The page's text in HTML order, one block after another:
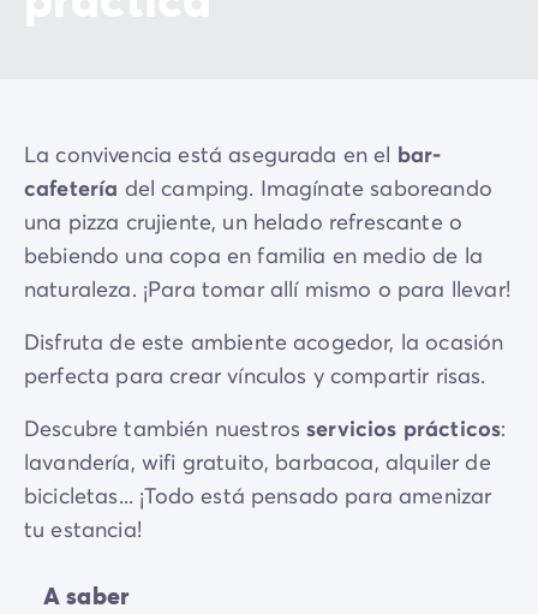
La convivencia está asegurada en el bar-
cafetería del camping. Imagínate saboreando
una pizza crujiente, un helado refrescante o
bebiendo una copa en familia en medio de la
naturaleza. ¡Para tomar allí mismo o para llevar!
Disfruta de este ambiente acogedor, la ocasión
perfecta para crear vínculos y compartir risas.
Descubre también nuestrosservicios prácticos:
lavandería, wifi gratuito, barbacoa, alquiler de
bicicletas... ¡Todo está pensado para amenizar
tu estancia!
A saber